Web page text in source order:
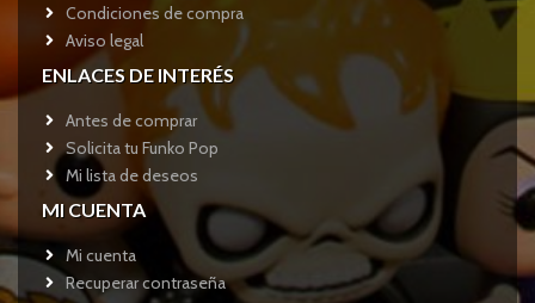
Condiciones de compra
Aviso legal
ENLACES DE INTERÉS
Antes de comprar
Solicita tu Funko Pop
Mi lista de deseos
MI CUENTA
Mi cuenta
Recuperar contraseña